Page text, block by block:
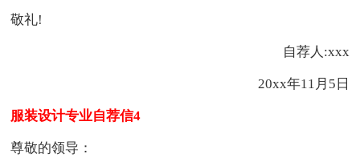
敬礼!
自荐人:xxx
20xx年11月5日
服装设计专业自荐信4
尊敬的领导：